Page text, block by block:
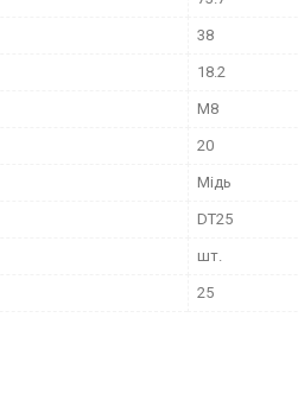
38
18.2
M8
20
Мідь
DT25
шт.
25